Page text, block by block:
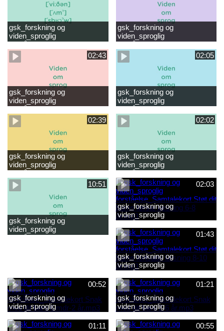
gsk_forskning og
viden_sproglig
læsevanskeligheder.mp4
gsk_forskning og
viden_sproglig
første læsning 6-8 år.mp4
02:43
gsk_forskning og
viden_sproglig
forståelse_Støt dit barns
fortsatte læsning 8-10 år.mp4
02:05
gsk_forskning og
viden_sproglig
forståelse_Snak med dit barn
6 mdr-2 år.mp4
02:39
gsk_forskning og
viden_sproglig
forståelse_Snak med dit barn
2-6 år.mp4
02:02
gsk_forskning og
viden_sproglig
forståelse_Snak med din
baby 0-6 mdr.mp4
10:51
gsk_forskning og
viden_sproglig
forståelse_Barnets sproglige
02:03
gsk_forskning og
viden_sproglig
forståelse_Samtalekort Støt
dit barns første læsning 6-8
år.mp3
01:43
gsk_forskning og
viden_sproglig
forståelse_Samtalekort Støt
dit barns fortsatte læsning 8-
10 år.mp3
00:52
gsk_forskning og
viden_sproglig
forståelse_Samtalekort Snak
med dit barn 6 mdr-2 år.mp3
01:21
gsk_forskning og
viden_sproglig
forståelse_Samtalekort Snak
med dit barn 2-6 år.mp3
01:11
00:55